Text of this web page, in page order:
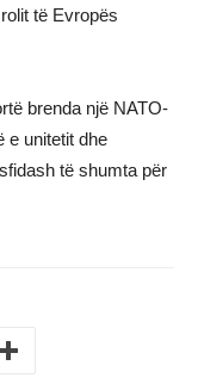
të Evropës
brenda një NATO-
e unitetit dhe
të shumta për